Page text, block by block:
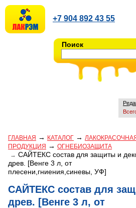
Поиск
+7 904 892 43 55
ГЛАВНАЯ → КАТАЛОГ →
ПРОДУКЦИЯ → ОГНЕБИОЗАЩИТА
→ САЙТЕКС состав для защиты и
древ. [Венге 3 л, от
плесени,гниения,синевы, УФ]
САЙТЕКС состав для
древ. [Венге 3 л, от